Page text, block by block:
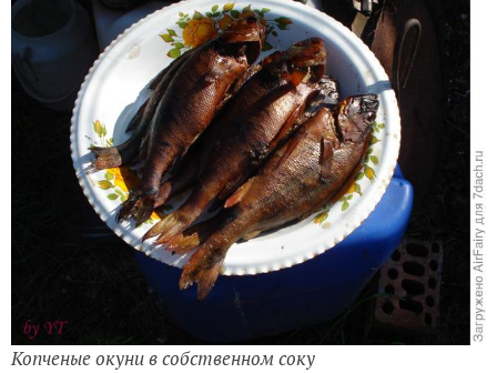
Копченые окуни в собственном соку